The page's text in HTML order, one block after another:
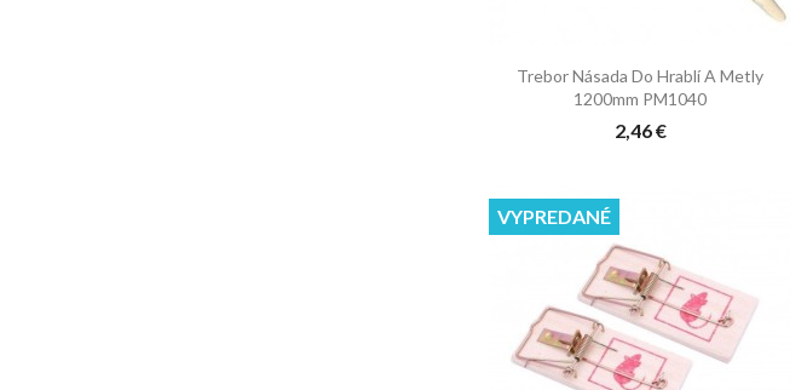
 Rýchly náhľad
Trebor Násada Do Hrablí A Metly
1200mm PM1040
2,46 €
VYPREDANÉ